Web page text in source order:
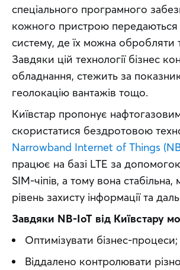
спеціального програмного
кожного пристрою передаються
систему, де їх можна обробляти
Завдяки цій технології бізнес
обладнання, стежить за
геолокацію вантажів тощо.
Київстар пропонує
Narrowband Internet of Things
працює на базі LTE за
SIM-чіпів, а тому вона
рівень захисту інформації та
Завдяки NB-IoT від Київстару
Оптимізувати бізнес-процеси;
Віддалено контролювати